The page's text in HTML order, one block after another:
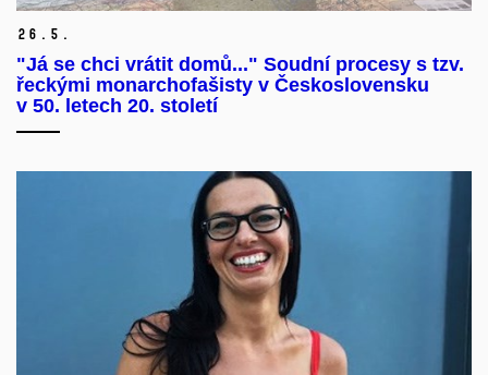
26. 5.
"Já se chci vrátit domů..." Soudní procesy s tzv.
řeckými monarchofašisty v Československu
v 50. letech 20. století